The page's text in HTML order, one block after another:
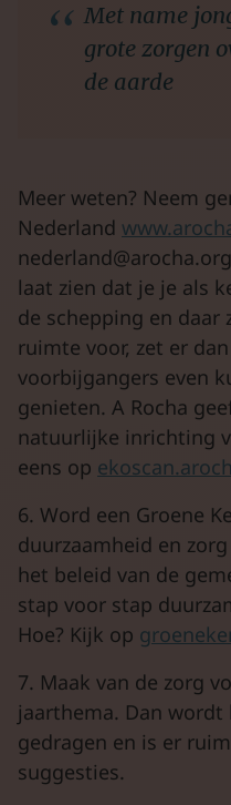
Met name
grote zorgen
de aarde
Meer weten? Neem
Nederland
nederland@arocha.org
laat zien dat je je als
de schepping en daar
ruimte voor, zet er
voorbijgangers even
genieten. A Rocha
natuurlijke inrichting
eens op
6. Word een Groene
duurzaamheid en
het beleid van de
stap voor stap
Hoe? Kijk op
7. Maak van de zorg
jaarthema. Dan
gedragen en is er
suggesties.